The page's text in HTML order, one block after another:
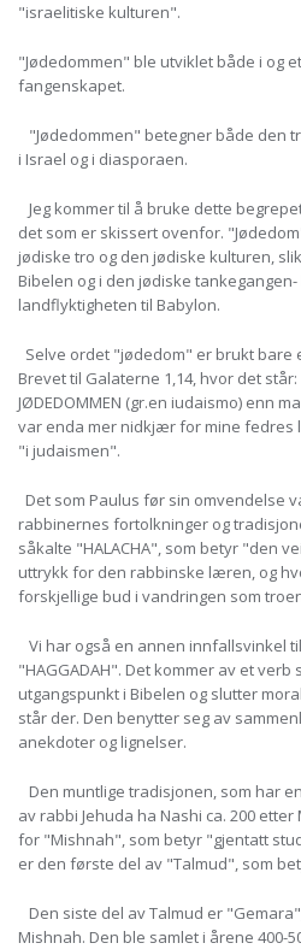
"israelitiske kulturen".
"Jødedommen" ble utviklet både i og
fangenskapet.
"Jødedommen" betegner både den
i Israel og i diasporaen.
Jeg kommer til å bruke dette
det som er skissert ovenfor.
jødiske tro og den jødiske kulturen,
Bibelen og i den jødiske
landflyktigheten til Babylon.
Selve ordet "jødedom" er brukt bare
Brevet til Galaterne 1,14, hvor det
JØDEDOMMEN (gr.en iudaismo) enn
var enda mer nidkjær for mine fedres
"i judaismen".
Det som Paulus før sin omvendelse
rabbinernes fortolkninger og
såkalte "HALACHA", som betyr "den
uttrykk for den rabbinske læren, og
forskjellige bud i vandringen som
Vi har også en annen innfallsvinkel
"HAGGADAH". Det kommer av et
utgangspunkt i Bibelen og slutter
står der. Den benytter seg av
anekdoter og lignelser.
Den muntlige tradisjonen, som har
av rabbi Jehuda ha Nashi ca. 200
for "Mishnah", som betyr "gjentatt
er den første del av "Talmud", som
Den siste del av Talmud er
Mishnah. Den ble samlet i årene 400-